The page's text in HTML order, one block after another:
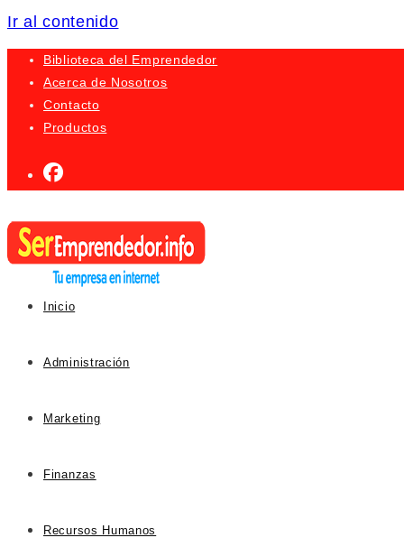
Ir al contenido
Biblioteca del Emprendedor
Acerca de Nosotros
Contacto
Productos
Inicio
Administración
Marketing
Finanzas
Recursos Humanos